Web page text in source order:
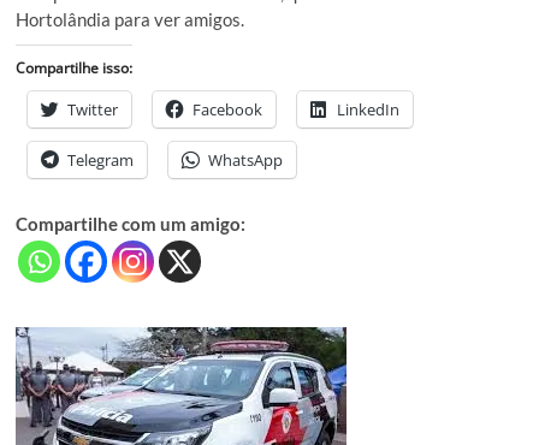
Hortolândia para ver amigos.
Compartilhe isso:
Twitter Facebook LinkedIn
Telegram WhatsApp
Compartilhe com um amigo: